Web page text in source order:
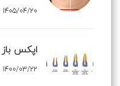
1405/04/20
اپکس
1400/03/22